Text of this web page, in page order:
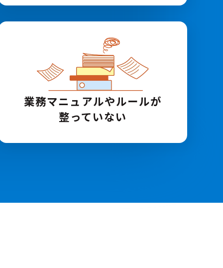
業務マニュアルやルールが
整っていない